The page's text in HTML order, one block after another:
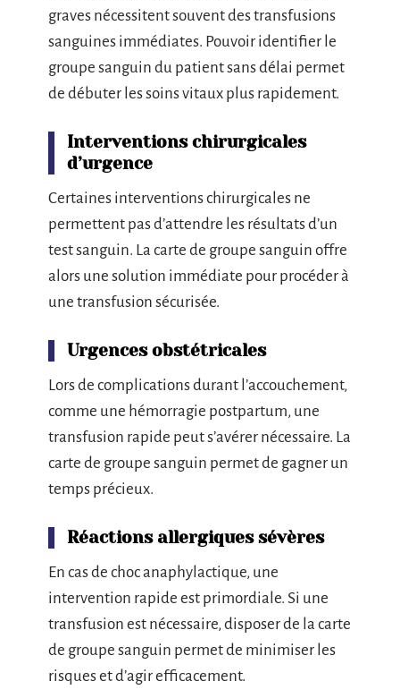
graves nécessitent souvent des transfusions
sanguines immédiates. Pouvoir identifier le
groupe sanguin du patient sans délai permet
de débuter les soins vitaux plus rapidement.
Interventions chirurgicales
d’urgence
Certaines interventions chirurgicales ne
permettent pas d’attendre les résultats d’un
test sanguin. La carte de groupe sanguin offre
alors une solution immédiate pour procéder à
une transfusion sécurisée.
Urgences obstétricales
Lors de complications durant l’accouchement,
comme une hémorragie postpartum, une
transfusion rapide peut s’avérer nécessaire. La
carte de groupe sanguin permet de gagner un
temps précieux.
Réactions allergiques sévères
En cas de choc anaphylactique, une
intervention rapide est primordiale. Si une
transfusion est nécessaire, disposer de la carte
de groupe sanguin permet de minimiser les
risques et d’agir efficacement.